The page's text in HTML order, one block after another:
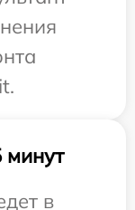
минут
в